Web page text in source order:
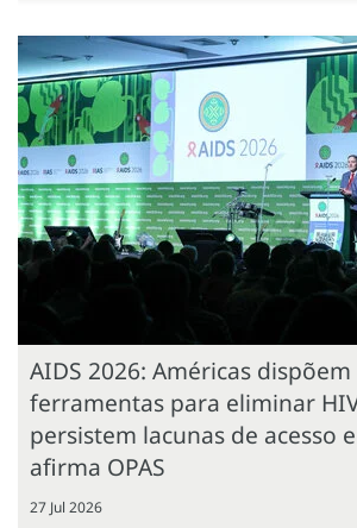
AIDS 2026: Américas dispõem
ferramentas para eliminar
persistem lacunas de acesso
afirma OPAS
27 Jul 2026